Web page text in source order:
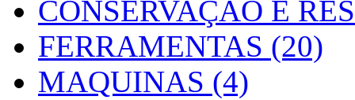
CONSERVAÇÃO E
FERRAMENTAS (20)
MAQUINAS (4)